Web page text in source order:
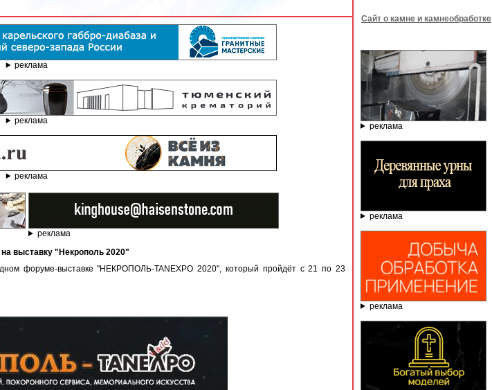
реклама
реклама
реклама
реклама
выставку "Некрополь 2020"
форуме-выставке "НЕКРОПОЛЬ-TANEXPO 2020", который пройдёт с 21 по 23
Сайт о камне и камнеобработке
реклама
реклама
реклама